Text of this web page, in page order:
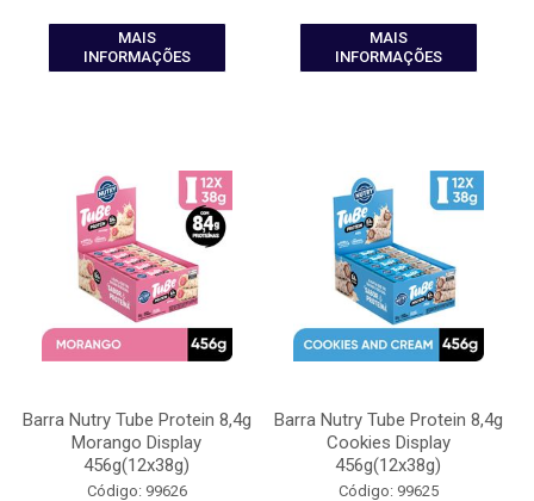
MAIS
INFORMAÇÕES
MAIS
INFORMAÇÕES
Barra Nutry Tube Protein 8,4g
Morango Display
456g(12x38g)
Código: 99626
Barra Nutry Tube Protein 8,4g
Cookies Display
456g(12x38g)
Código: 99625